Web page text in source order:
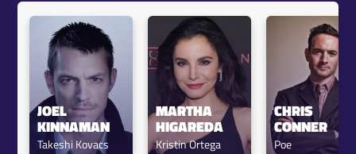
JOEL
KINNAMAN
Takeshi Kovacs
MARTHA
HIGAREDA
Kristin Ortega
CHRIS
CONNER
Poe